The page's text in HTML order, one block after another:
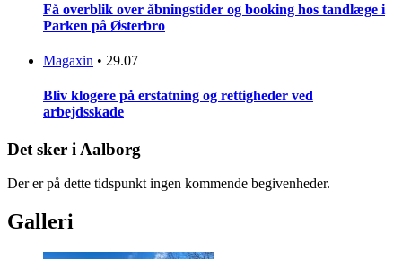
Få overblik over åbningstider og booking hos tandlæge i
Parken på Østerbro
Magaxin • 29.07
Bliv klogere på erstatning og rettigheder ved
arbejdsskade
Det sker i Aalborg
Der er på dette tidspunkt ingen kommende begivenheder.
Galleri